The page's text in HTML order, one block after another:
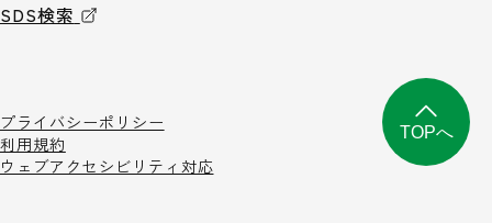
SDS検索
プライバシーポリシー
利用規約
ウェブアクセシビリティ対応
TOPへ